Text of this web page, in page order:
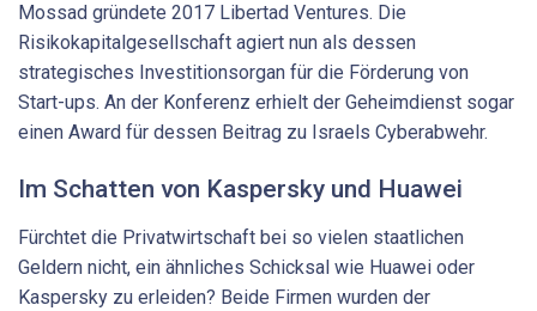
Mossad gründete 2017 Libertad Ventures. Die
Risikokapitalgesellschaft agiert nun als dessen
strategisches Investitionsorgan für die Förderung von
Start-ups. An der Konferenz erhielt der Geheimdienst sogar
einen Award für dessen Beitrag zu Israels Cyberabwehr.
Im Schatten von Kaspersky und Huawei
Fürchtet die Privatwirtschaft bei so vielen staatlichen
Geldern nicht, ein ähnliches Schicksal wie Huawei oder
Kaspersky zu erleiden? Beide Firmen wurden der